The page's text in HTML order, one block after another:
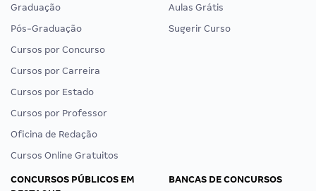
Graduação
Pós-Graduação
Cursos por Concurso
Cursos por Carreira
Cursos por Estado
Cursos por Professor
Oficina de Redação
Cursos Online Gratuitos
Aulas Grátis
Sugerir Curso
CONCURSOS PÚBLICOS EM
BANCAS DE CONCURSOS